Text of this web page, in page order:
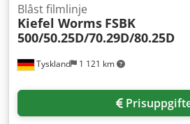
Tyskland 1 121 km
Blåst filmlinje
Kiefel Worms FSBK
500/50.25D/70.29D/80.25D